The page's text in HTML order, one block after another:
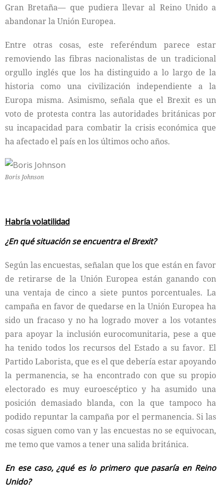
Gran Bretaña— que pudiera llevar al Reino Unido a
abandonar la Unión Europea.
Entre otras cosas, este referéndum parece estar
removiendo las fibras nacionalistas de un tradicional
orgullo inglés que los ha distinguido a lo largo de la
historia como una civilización independiente a la
Europa misma. Asimismo, señala que el Brexit es un
voto de protesta contra las autoridades británicas por
su incapacidad para combatir la crisis económica que
ha afectado el país en los últimos ocho años.
Boris Johnson
Habría volatilidad
¿En qué situación se encuentra el Brexit?
Según las encuestas, señalan que los que están en favor
de retirarse de la Unión Europea están ganando con
una ventaja de cinco a siete puntos porcentuales. La
campaña en favor de quedarse en la Unión Europea ha
sido un fracaso y no ha logrado mover a los votantes
para apoyar la inclusión eurocomunitaria, pese a que
ha tenido todos los recursos del Estado a su favor. El
Partido Laborista, que es el que debería estar apoyando
la permanencia, se ha encontrado con que su propio
electorado es muy euroescéptico y ha asumido una
posición demasiado blanda, con la que tampoco ha
podido repuntar la campaña por el permanencia. Si las
cosas siguen como van y las encuestas no se equivocan,
me temo que vamos a tener una salida británica.
En ese caso, ¿qué es lo primero que pasaría en Reino
Unido?